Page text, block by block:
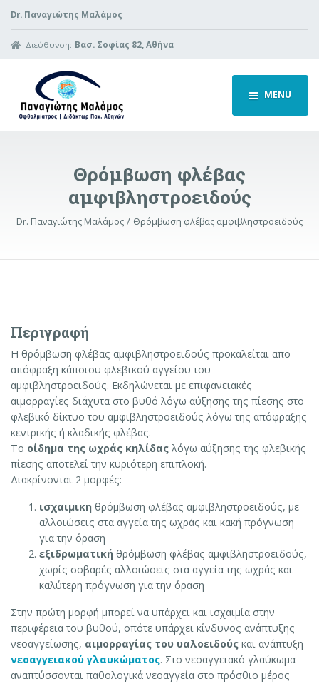
Dr. Παναγιώτης Μαλάμος
Διεύθυνση: Βασ. Σοφίας 82, Αθήνα
MENU
Θρόμβωση φλέβας
αμφιβληστροειδούς
Dr. Παναγιώτης Μαλάμος Θρόμβωση φλέβας αμφιβληστροειδούς
Περιγραφή
Η θρόμβωση φλέβας αμφιβληστροειδούς προκαλείται απο
απόφραξη κάποιου φλεβικού αγγείου του
αμφιβληστροειδούς. Εκδηλώνεται με επιφανειακές
αιμορραγίες διάχυτα στο βυθό λόγω αύξησης της πίεσης στο
φλεβικό δίκτυο του αμφιβληστροειδούς λόγω της απόφραξης
κεντρικής ή κλαδικής φλέβας.
Το οίδημα της ωχράς κηλίδας λόγω αύξησης της φλεβικής
πίεσης αποτελεί την κυριότερη επιπλοκή.
Διακρίνονται 2 μορφές:
ισχαιμικη θρόμβωση φλέβας αμφιβληστροειδούς, με
αλλοιώσεις στα αγγεία της ωχράς και κακή πρόγνωση
για την όραση
εξιδρωματική θρόμβωση φλέβας αμφιβληστροειδούς,
χωρίς σοβαρές αλλοιώσεις στα αγγεία της ωχράς και
καλύτερη πρόγνωση για την όραση
Στην πρώτη μορφή μπορεί να υπάρχει και ισχαιμία στην
περιφέρεια του βυθού, οπότε υπάρχει κίνδυνος ανάπτυξης
νεοαγγείωσης, αιμορραγίας του υαλοειδούς και ανάπτυξη
νεοαγγειακού γλαυκώματος. Στο νεοαγγειακό γλαύκωμα
αναπτύσσονται παθολογικά νεοαγγεία στο πρόσθιο μέρος